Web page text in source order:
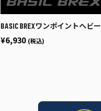
BASIC BREXワンポイントヘビーウェイトロンT（BREX）
¥6,930 (税込)